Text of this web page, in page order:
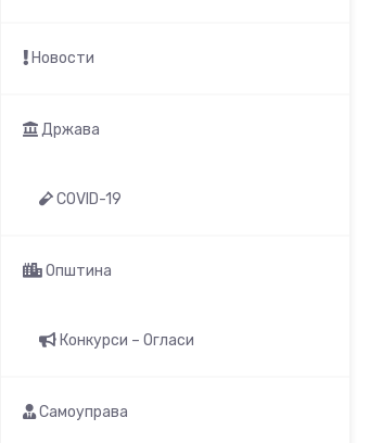
Новости
Држава
COVID-19
Општина
Конкурси – Огласи
Самоуправа